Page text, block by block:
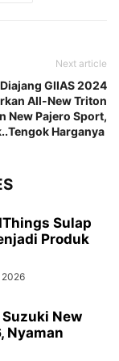
Next article
GIIAS 2024
All-New Triton
New Pajero Sport,
Harganya
Sulap
Produk
2026
New
Nyaman